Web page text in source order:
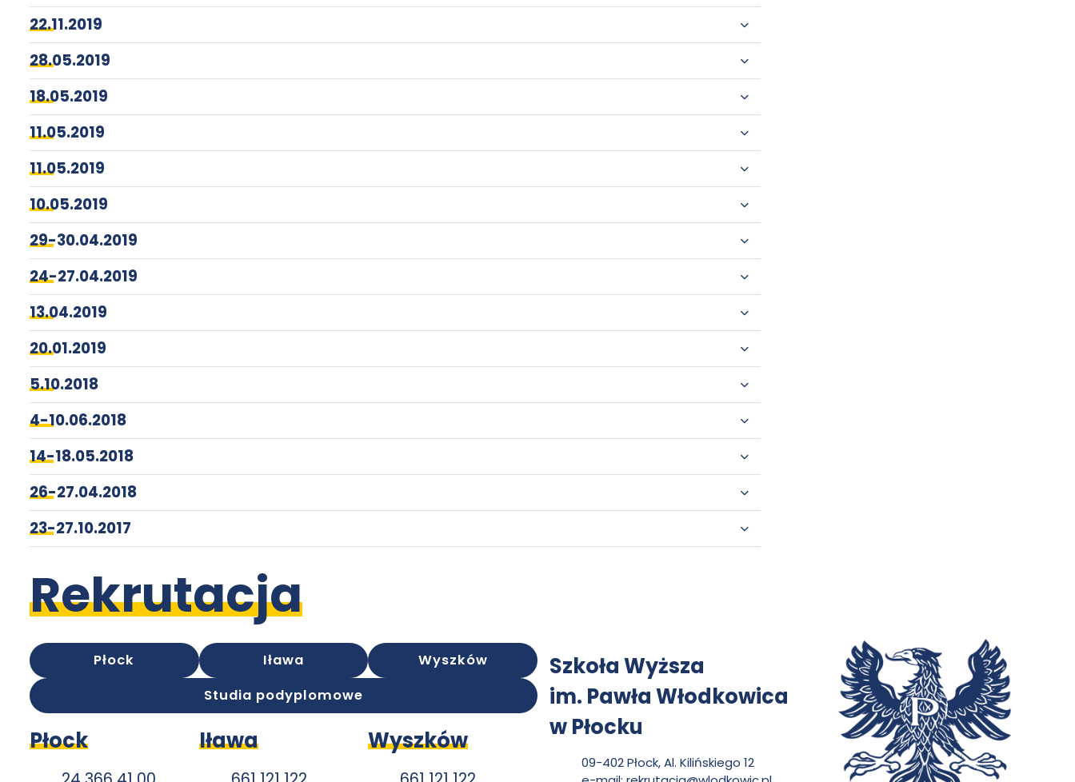
22.11.2019
28.05.2019
18.05.2019
11.05.2019
11.05.2019
10.05.2019
29-30.04.2019
24-27.04.2019
13.04.2019
20.01.2019
5.10.2018
4-10.06.2018
14-18.05.2018
26-27.04.2018
23-27.10.2017
Rekrutacja
Płock Iława
Wyszków
Studia podyplomowe
Płock Iława Wyszków
K
o
Szkoła Wyższa
im. Pawła Włodkowica
w Płocku
09-402 Płock, Al. Kilińskiego 12